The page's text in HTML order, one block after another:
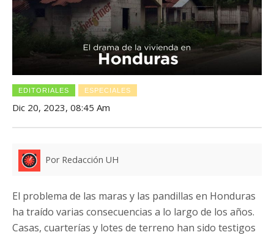
EDITORIALES ESPECIALES
Dic 20, 2023, 08:45 Am
Por Redacción UH
El problema de las maras y las pandillas en Honduras
ha traído varias consecuencias a lo largo de los años.
Casas, cuarterías y lotes de terreno han sido testigos